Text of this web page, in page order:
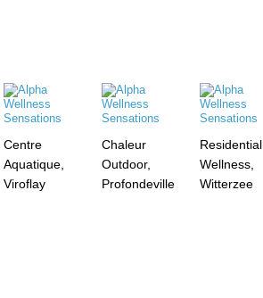
Centre
Aquatique,
Viroflay
Chaleur
Outdoor,
Profondeville
Residential
Wellness,
Witterzee